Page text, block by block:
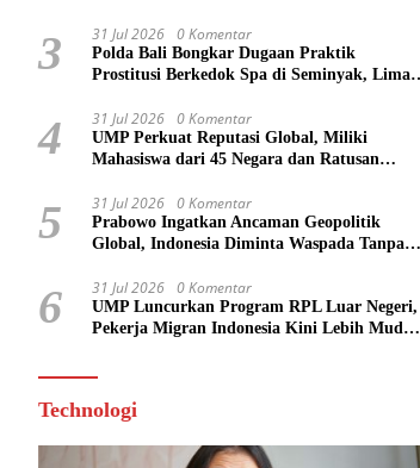
3 31 Jul 2026 0 Komentar
Polda Bali Bongkar Dugaan Praktik
Prostitusi Berkedok Spa di Seminyak, Lima
4 31 Jul 2026 0 Komentar
UMP Perkuat Reputasi Global, Miliki
Mahasiswa dari 45 Negara dan Ratusan
5 31 Jul 2026 0 Komentar
Prabowo Ingatkan Ancaman Geopolitik
Global, Indonesia Diminta Waspada Tanpa
6 31 Jul 2026 0 Komentar
UMP Luncurkan Program RPL Luar Negeri,
Pekerja Migran Indonesia Kini Lebih Mudah
Technologi